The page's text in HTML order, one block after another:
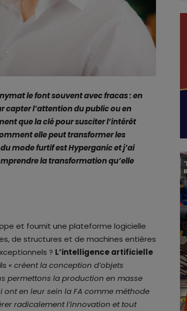
le font souvent avec fracas : en
capter l’attention du public ou en
que la clé pour susciter l’intérêt
elle peut transformer les
mode furtif est Hyperganic et j’ai
la transformation qu’elle
et fournit une plateforme logicielle
de structures et de machines entières
? L’intelligence artificielle
« créent la conception d’objets
permettons la production en masse
en leur sein la FA comme méthode
radicalement l’innovation et tout